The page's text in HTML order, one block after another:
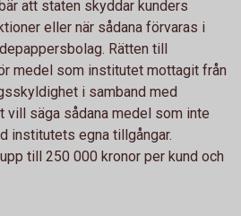
att staten skyddar kunders
eller när sådana förvaras i
Rätten till
medel som institutet mottagit från
i samband med
vill säga sådana medel som inte
institutets egna tillgångar.
till 250 000 kronor per kund och